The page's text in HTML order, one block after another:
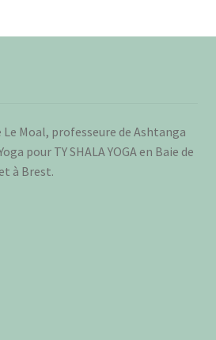
Moal, pro­fes­seure de Ash­tan­ga
pour TY SHALA YOGA en Baie de
à Brest.